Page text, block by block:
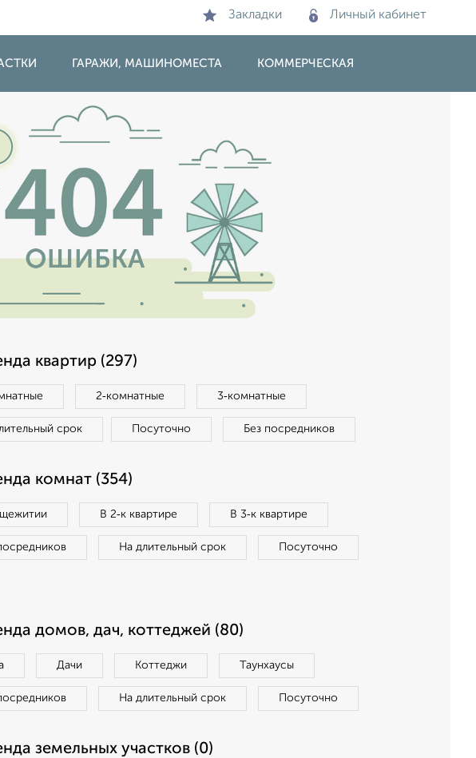
Закладки Личный кабинет
ГАРАЖИ, МАШИНОМЕСТА КОММЕРЧЕСКАЯ
квартир (297)
2‑комнатные 3‑комнатные
срок Посуточно Без посредников
комнат (354)
В 2‑к квартире В 3‑к квартире
На длительный срок Посуточно
домов, дач, коттеджей (80)
Дачи Коттеджи Таунхаусы
На длительный срок Посуточно
земельных участков (0)